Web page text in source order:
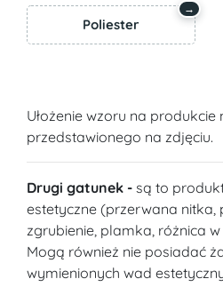
Poliester
→
Ułożenie wzoru na produkcie
przedstawionego na zdjęciu.
Drugi gatunek - są to
estetyczne (przerwana nitka,
zgrubienie, plamka, różnica
Mogą również nie posiadać
wymienionych wad